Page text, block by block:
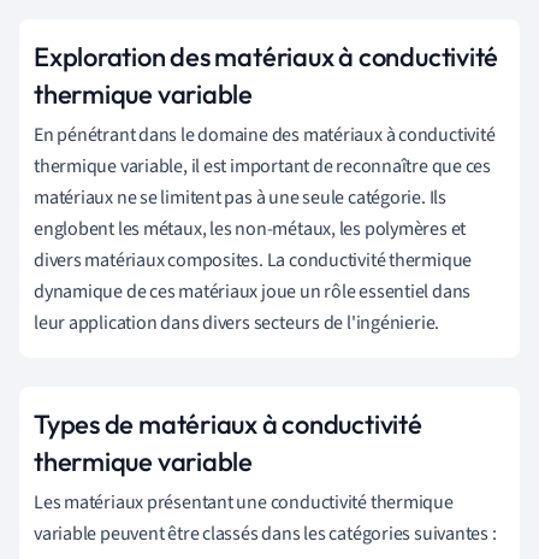
Exploration des matériaux à conductivité
thermique variable
En pénétrant dans le domaine des matériaux à conductivité
thermique variable, il est important de reconnaître que ces
matériaux ne se limitent pas à une seule catégorie. Ils
englobent les métaux, les non-métaux, les polymères et
divers matériaux composites. La conductivité thermique
dynamique de ces matériaux joue un rôle essentiel dans
leur application dans divers secteurs de l'ingénierie.
Types de matériaux à conductivité
thermique variable
Les matériaux présentant une conductivité thermique
variable peuvent être classés dans les catégories suivantes :